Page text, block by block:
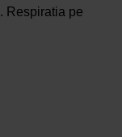
Respiratia pe